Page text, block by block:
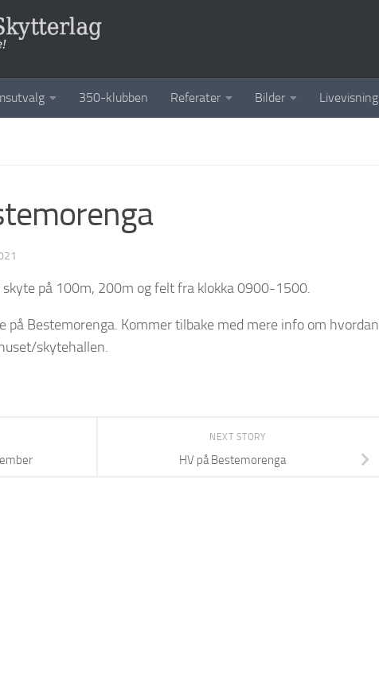
350-klubben Referater Bilder Livevisning
på 100m, 200m og felt fra klokka 0900-1500.
på Bestemorenga. Kommer tilbake med mere info om hvordan
skytehallen.
NEXT STORY
HV på Bestemorenga